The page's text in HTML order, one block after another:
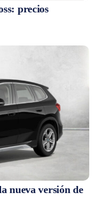
precios
nueva versión de